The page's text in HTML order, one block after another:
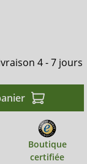
4 - 7 jours
Boutique
certifiée